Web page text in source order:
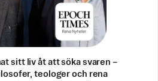
sitt liv åt att söka svaren –
teologer och rena